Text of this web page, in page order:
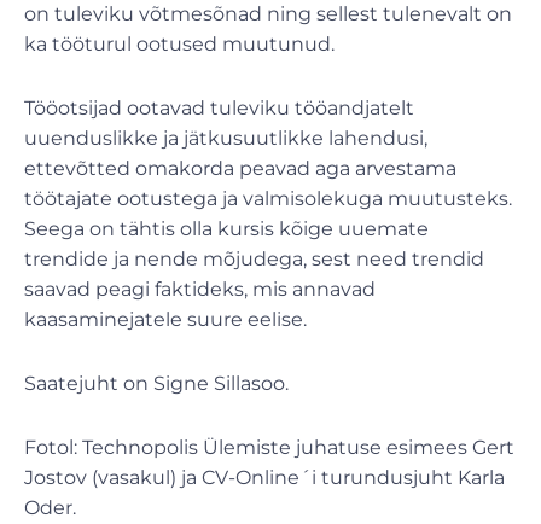
on tuleviku võtmesõnad ning sellest tulenevalt on
ka tööturul ootused muutunud.
Tööotsijad ootavad tuleviku tööandjatelt
uuenduslikke ja jätkusuutlikke lahendusi,
ettevõtted omakorda peavad aga arvestama
töötajate ootustega ja valmisolekuga muutusteks.
Seega on tähtis olla kursis kõige uuemate
trendide ja nende mõjudega, sest need trendid
saavad peagi faktideks, mis annavad
kaasaminejatele suure eelise.
Saatejuht on Signe Sillasoo.
Fotol: Technopolis Ülemiste juhatuse esimees Gert
Jostov (vasakul) ja CV-Online´i turundusjuht Karla
Oder.